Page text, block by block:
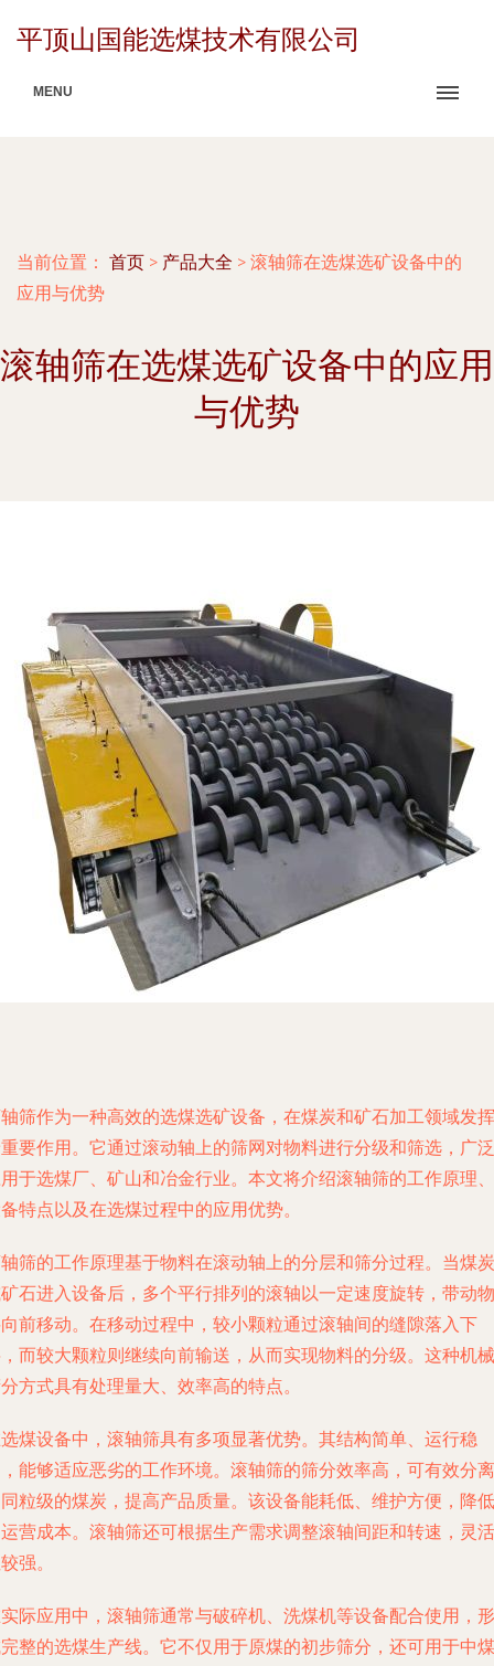
平顶山国能选煤技术有限公司
MENU
当前位置： 首页 > 产品大全 > 滚轴筛在选煤选矿设备中的
应用与优势
滚轴筛在选煤选矿设备中的应用
与优势
筛作为一种高效的选煤选矿设备，在煤炭和矿石加工领域发挥
要作用。它通过滚动轴上的筛网对物料进行分级和筛选，广泛
于选煤厂、矿山和冶金行业。本文将介绍滚轴筛的工作原理、
特点以及在选煤过程中的应用优势。
筛的工作原理基于物料在滚动轴上的分层和筛分过程。当煤炭
石进入设备后，多个平行排列的滚轴以一定速度旋转，带动物
前移动。在移动过程中，较小颗粒通过滚轴间的缝隙落入下
而较大颗粒则继续向前输送，从而实现物料的分级。这种机械
方式具有处理量大、效率高的特点。
煤设备中，滚轴筛具有多项显著优势。其结构简单、运行稳
能够适应恶劣的工作环境。滚轴筛的筛分效率高，可有效分离
粒级的煤炭，提高产品质量。该设备能耗低、维护方便，降低
营成本。滚轴筛还可根据生产需求调整滚轴间距和转速，灵活
强。
际应用中，滚轴筛通常与破碎机、洗煤机等设备配合使用，形
整的选煤生产线。它不仅用于原煤的初步筛分，还可用于中煤